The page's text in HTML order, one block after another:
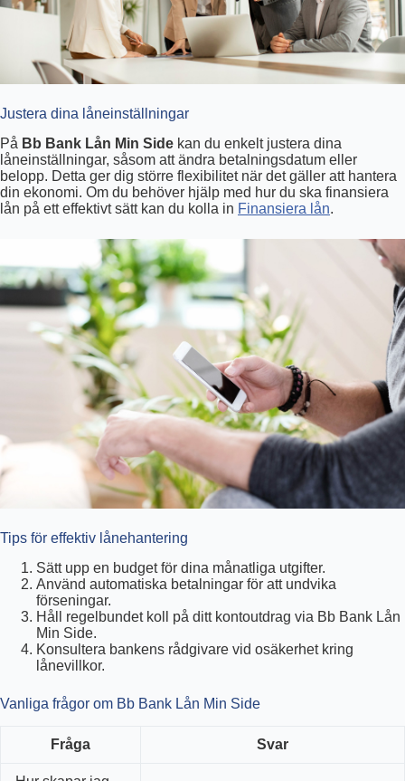
Justera dina låneinställningar
På Bb Bank Lån Min Side kan du enkelt justera dina
låneinställningar, såsom att ändra betalningsdatum eller
belopp. Detta ger dig större flexibilitet när det gäller att hantera
din ekonomi. Om du behöver hjälp med hur du ska finansiera
lån på ett effektivt sätt kan du kolla in Finansiera lån.
Tips för effektiv lånehantering
Sätt upp en budget för dina månatliga utgifter.
Använd automatiska betalningar för att undvika
förseningar.
Håll regelbundet koll på ditt kontoutdrag via Bb Bank Lån
Min Side.
Konsultera bankens rådgivare vid osäkerhet kring
lånevillkor.
Vanliga frågor om Bb Bank Lån Min Side
Fråga Svar